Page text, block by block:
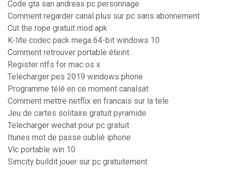
Code gta san andreas pc personnage
Comment regarder canal plus sur pc sans abonnement
Cut the rope gratuit mod apk
K-lite codec pack mega 64-bit windows 10
Comment retrouver portable éteint
Register ntfs for mac os x
Telecharger pes 2019 windows phone
Programme télé en ce moment canalsat
Comment mettre netflix en francais sur la tele
Jeu de cartes solitaire gratuit pyramide
Telecharger wechat pour pc gratuit
Itunes mot de passe oublié iphone
Vlc portable win 10
Simcity buildit jouer sur pc gratuitement